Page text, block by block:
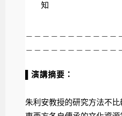
知
▌演講摘要：
朱利安教授的研究方法不比